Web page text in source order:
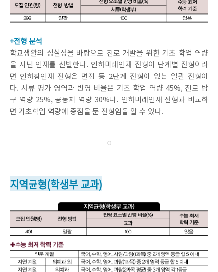
+전형 분석
학교생활의 성실성을 바탕으로 진로 개발을 위한 기초 학업 역량
을 지닌 인재를 선발한다. 인하미래인재 전형이 단계별 전형이라
면 인하참인재 전형은 면접 등 2단계 전형이 없는 일괄 전형이
다. 서류 평가 영역과 반영 비율은 기초 학업 역량 45%, 진로 탐
구 역량 25%, 공동체 역량 30%다. 인하미래인재 전형과 비교하
면 기초학업 역량에 중점을 둔 전형임을 알 수 있다.
지역균형(학생부 교과)